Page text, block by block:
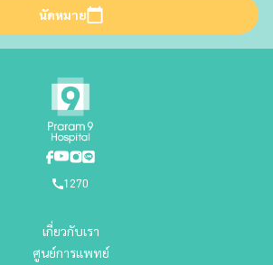
นัดหมาย
1270
เกี่ยวกับเรา
ศูนย์การแพทย์